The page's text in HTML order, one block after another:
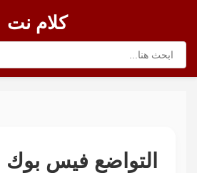
كلام نت
التواضع فيس بوك